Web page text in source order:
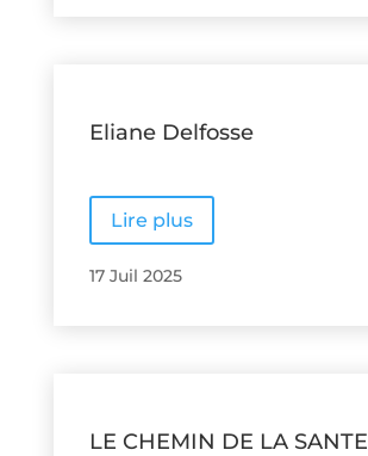
Eliane Delfosse
Lire plus
17 Juil 2025
LE CHEMIN DE LA SANTE